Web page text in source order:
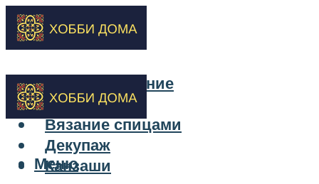
Бисероплетение
Вышивка
Вязание спицами
Декупаж
Канзаши
Меню